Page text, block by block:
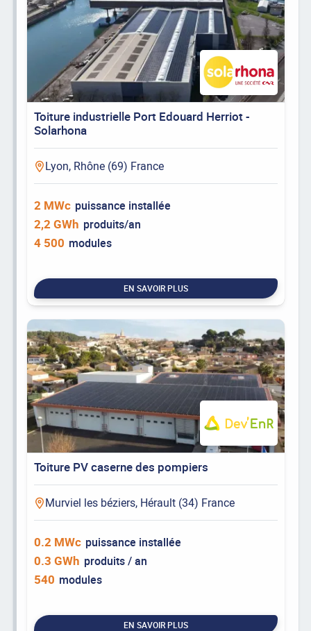
Toiture industrielle Port Edouard Herriot -
Solarhona
Lyon, Rhône (69) France
2 MWc puissance installée
2,2 GWh produits/an
4 500 modules
EN SAVOIR PLUS
Toiture PV caserne des pompiers
Murviel les béziers, Hérault (34) France
0.2 MWc puissance installée
0.3 GWh produits / an
540 modules
EN SAVOIR PLUS